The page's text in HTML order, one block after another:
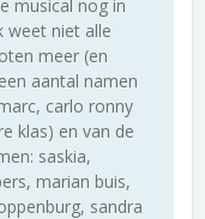
musical nog in
weet niet alle
meer (en
aantal namen
carlo ronny
klas) en van de
saskia,
marian buis,
sandra